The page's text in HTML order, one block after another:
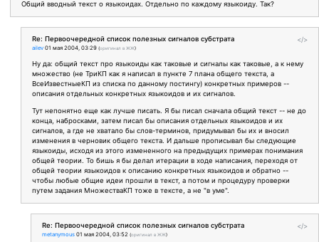
Общий вводный текст о языкоидах. Отдельно по каждому языкоиду. Так?
</>
Re: Первоочередной список полезных сигналов субстрата
ailev 01 мая 2004, 03:29 (оригинал в ЖЖ)
Ну да: общий текст про языкоиды как таковые и сигналы как таковые, а к нему
множество (не ТриКП как я написал в пункте 7 плана общего текста, а
ВсеИзвестныеКП из списка по данному постингу) конкретных примеров --
описания отдельных конкретных языкоидов и их сигналов.
Тут непонятно еще как лучше писать. Я бы писал сначала общий текст -- не до
конца, набросками, затем писал бы описания отдельных языкоидов и их
сигналов, а где не хватало бы слов-терминов, придумывал бы их и вносил
изменения в черновик общего текста. И дальше прописывал бы следующие
языкоиды, исходя из этого измененного на предыдущих примерах понимания
общей теории. То бишь я бы делал итерации в ходе написания, переходя от
общей теории языкоидов к описанию конкретных языкоидов и обратно --
чтобы любые общие идеи прошли в текст, а потом и процедуру проверки
путем задания МножестваКП тоже в тексте, а не "в уме".
</>
Re: Первоочередной список полезных сигналов субстрата
metanymous 01 мая 2004, 03:52 (оригинал в ЖЖ)